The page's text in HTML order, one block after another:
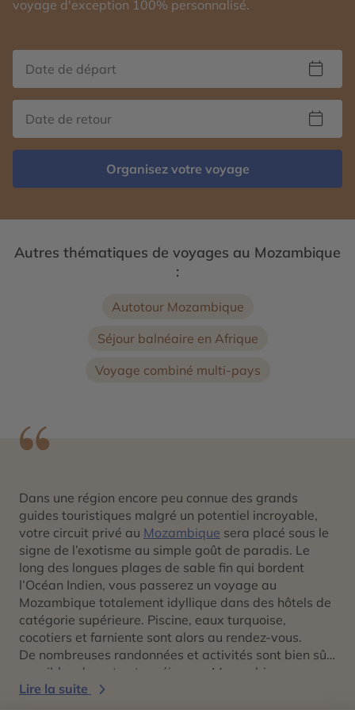
voyage d'exception 100% personnalisé.
Organisez votre voyage
Autres thématiques de voyages au Mozambique
:
Autotour Mozambique
Séjour balnéaire en Afrique
Voyage combiné multi-pays
Dans une région encore peu connue des grands
guides touristiques malgré un potentiel incroyable,
votre circuit privé au Mozambique sera placé sous le
signe de l’exotisme au simple goût de paradis. Le
long des longues plages de sable fin qui bordent
l’Océan Indien, vous passerez un voyage au
Mozambique totalement idyllique dans des hôtels de
catégorie supérieure. Piscine, eaux turquoise,
cocotiers et farniente sont alors au rendez-vous.
De nombreuses randonnées et activités sont bien sûr
possibles durant votre séjour au Mozambique pour
vous permettre de découvrir les autres visages de ce
paradis sur terre. Vous pourrez ainsi partir en
Lire la suite